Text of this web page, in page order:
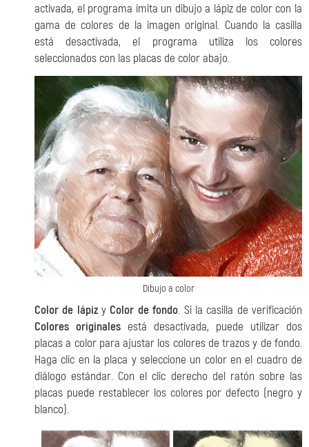
activada, el programa imita un dibujo a lápiz de color con la
gama de colores de la imagen original. Cuando la casilla
está desactivada, el programa utiliza los colores
seleccionados con las placas de color abajo.
Dibujo a color
Color de lápizyColor de fondo. Si la casilla de verificación
Colores originales está desactivada, puede utilizar dos
placas a color para ajustar los colores de trazos y de fondo.
Haga clic en la placa y seleccione un color en el cuadro de
diálogo estándar. Con el clic derecho del ratón sobre las
placas puede restablecer los colores por defecto (negro y
blanco).